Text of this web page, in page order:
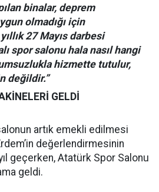
binalar, deprem
olmadığı için
27 Mayıs darbesi
spor salonu hala nasıl hangi
hizmette tutulur,
değildir.”
GELDİ
artık emekli edilmesi
değerlendirmesinin
geçerken, Atatürk Spor Salonu
geldi.